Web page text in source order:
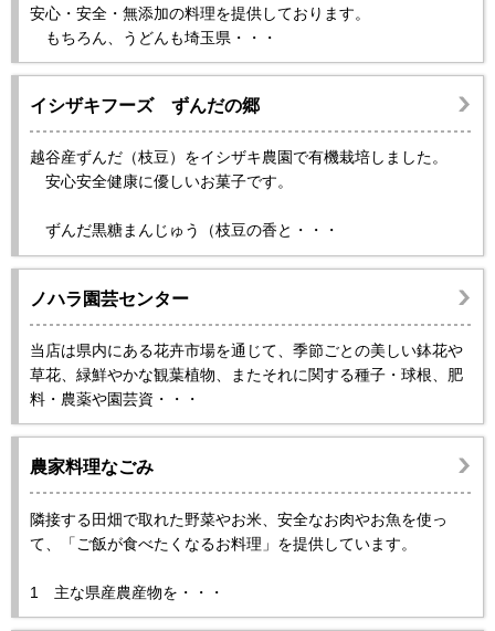
安心・安全・無添加の料理を提供しております。
もちろん、うどんも埼玉県・・・
イシザキフーズ ずんだの郷
越谷産ずんだ（枝豆）をイシザキ農園で有機栽培しました。
安心安全健康に優しいお菓子です。
ずんだ黒糖まんじゅう（枝豆の香と・・・
ノハラ園芸センター
当店は県内にある花卉市場を通じて、季節ごとの美しい鉢花や
草花、緑鮮やかな観葉植物、またそれに関する種子・球根、肥
料・農薬や園芸資・・・
農家料理なごみ
隣接する田畑で取れた野菜やお米、安全なお肉やお魚を使っ
て、「ご飯が食べたくなるお料理」を提供しています。
1 主な県産農産物を・・・